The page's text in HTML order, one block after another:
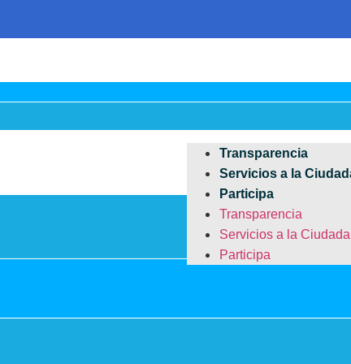
Transparencia
Servicios a la
Participa
Transparencia
Servicios a la
Participa